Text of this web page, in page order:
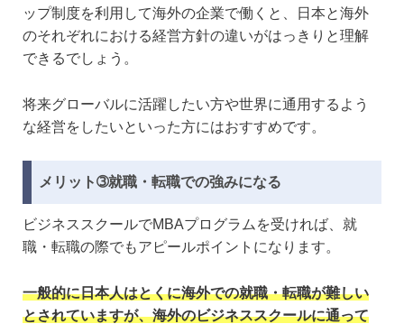
ップ制度を利用して海外の企業で働くと、日本と海外
のそれぞれにおける経営方針の違いがはっきりと理解
できるでしょう。
将来グローバルに活躍したい方や世界に通用するよう
な経営をしたいといった方にはおすすめです。
メリット➂就職・転職での強みになる
ビジネススクールでMBAプログラムを受ければ、就
職・転職の際でもアピールポイントになります。
一般的に日本人はとくに海外での就職・転職が難しい
とされていますが、海外のビジネススクールに通って